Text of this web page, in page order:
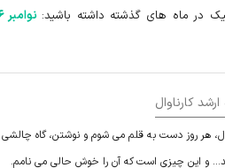
در ماه های گذشته داشته باشید: نوامبر ۲۰۱۶
کارناوال
هر روز دست به قلم می شوم و نوشتن، گاه چالشی
و این چیزی است که آن را خوش حالی می نامم.